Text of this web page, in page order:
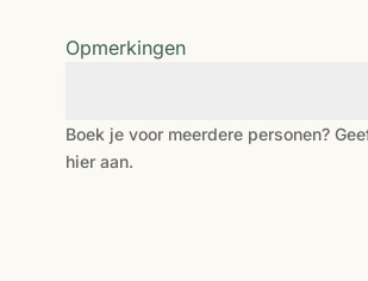
Opmerkingen
Boek je voor meerdere personen?
hier aan.